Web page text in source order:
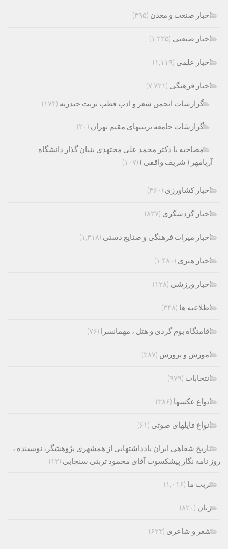
اخبار صنعت و معدن (۴۹۵)
اخبار صنعتی (۱,۲۳۵)
اخبار علمی (۱,۱۱۹)
اخبار فرهنگی (۷,۷۲۱)
گزارشات انجمن شعر و ادب قطب تربت حیدریه (۱۷۴)
گزارشات جامعه تربتیهای مقیم تهران (۲۰)
مصاحبه با دکتر محمد علی مجتهدی بنیان گذار دانشگاه
آریامهر ( شریف واقفی ) (۱۰۷)
اخبار کشاورزی (۴۶۰)
اخبار گردشگری (۸۳۷)
اخبار میراث فرهنگی و صنایع دستی (۱,۴۱۸)
اخبار هنری (۱,۴۸۰)
اخبار ورزشی (۱۲۸)
اطلاعیه ها (۳۴۸)
اقامتگاه بوم گردی و هتل ، مهمانسرا (۷۶)
اموزش و پرورش (۲۸۷)
انتخابات (۹۷۹)
انواع عکسها (۳۸۶)
انواع فایلهای صوتی (۶۱)
تاریخ شفاهی ایران یادداشتهایی از همشهری پژوهشگر، نویسنده ،
روز نامه نگار پیشکسوت آقای محمود تربتی سنجابی (۱۲)
تربت ما (۱,۰۱۶)
زنان (۸۲۰)
شعر و شاعری (۶۲۳)